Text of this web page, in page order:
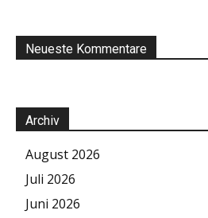
Neueste Kommentare
Archiv
August 2026
Juli 2026
Juni 2026